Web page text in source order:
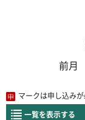
前月
マークは申し込みが
一覧を表示する